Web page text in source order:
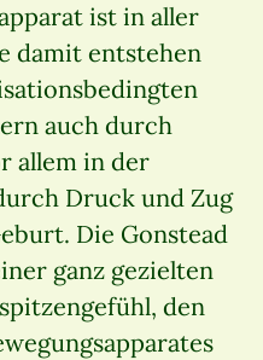
ist in aller
damit entstehen
auch durch
allem in der
Druck und Zug
Die Gonstead
ganz gezielten
den